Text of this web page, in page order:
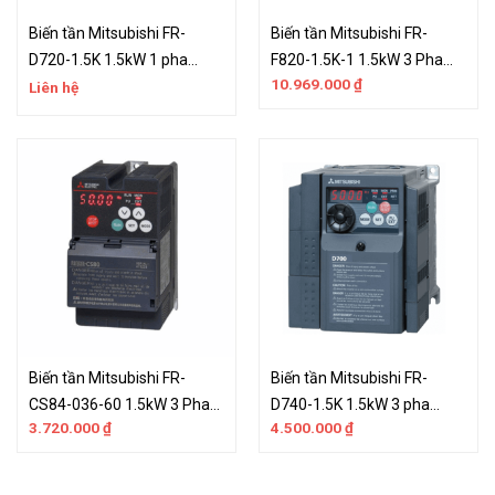
Biến tần Mitsubishi FR-
D720-1.5K 1.5kW 1 pha
220VAC
Liên hệ
Biến tần Mitsubishi FR-
F820-1.5K-1 1.5kW 3 Pha
220V
10.969.000₫
Biến tần Mitsubishi FR-
CS84-036-60 1.5kW 3 Pha
380V
3.720.000₫
Biến tần Mitsubishi FR-
D740-1.5K 1.5kW 3 pha
380VAC
4.500.000₫